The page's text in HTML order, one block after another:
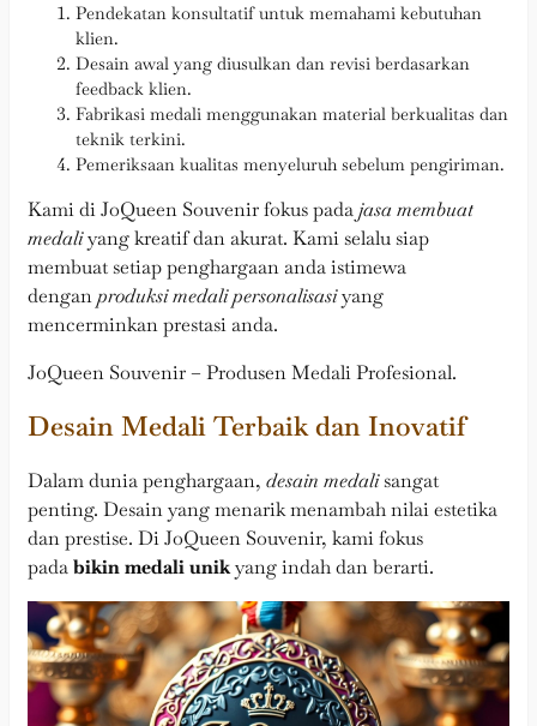
Pendekatan konsultatif untuk memahami kebutuhan
klien.
Desain awal yang diusulkan dan revisi berdasarkan
feedback klien.
Fabrikasi medali menggunakan material berkualitas dan
teknik terkini.
Pemeriksaan kualitas menyeluruh sebelum pengiriman.
Kami di JoQueen Souvenir fokus padajasa membuat
medaliyang kreatif dan akurat. Kami selalu siap
membuat setiap penghargaan anda istimewa
denganproduksi medali personalisasiyang
mencerminkan prestasi anda.
JoQueen Souvenir – Produsen Medali Profesional.
Desain Medali Terbaik dan Inovatif
Dalam dunia penghargaan, desain medalisangat
penting. Desain yang menarik menambah nilai estetika
dan prestise. Di JoQueen Souvenir, kami fokus
padabikin medali unikyang indah dan berarti.